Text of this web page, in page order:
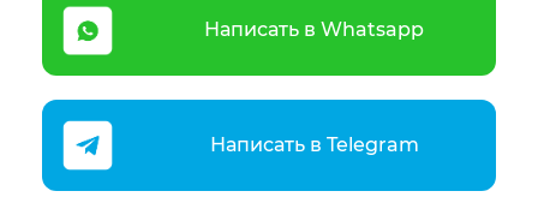
Написать в Whatsapp
Написать в Telegram